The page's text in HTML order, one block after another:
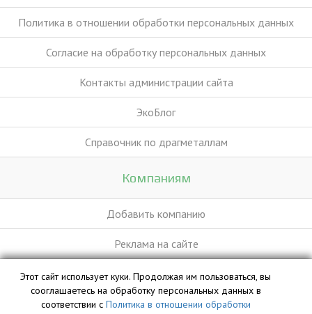
Политика в отношении обработки персональных данных
Согласие на обработку персональных данных
Контакты администрации сайта
ЭкоБлог
Справочник по драгметаллам
Компаниям
Добавить компанию
Реклама на сайте
База данных сайта vyvoz.org является интеллектуальной
собственностью ООО «Профит» и охраняется законом.
Этот сайт использует куки. Продолжая им пользоваться, вы
сооглашаетесь на обработку персональных данных в
соответствии с Политика в отношении обработки